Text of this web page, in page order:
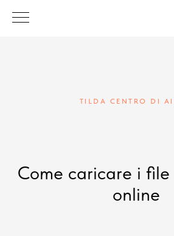
TILDA CENTRO DI
Come caricare i
online